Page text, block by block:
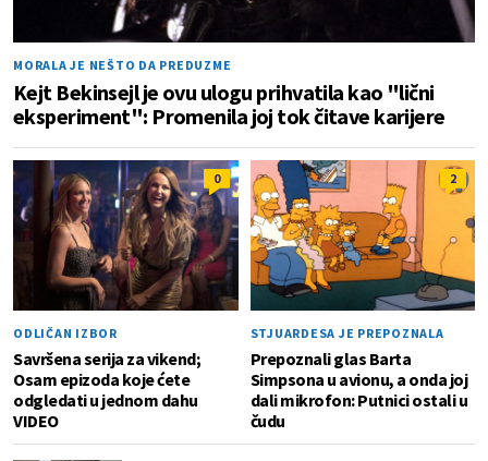
MORALA JE NEŠTO DA PREDUZME
Kejt Bekinsejl je ovu ulogu prihvatila kao "lični
eksperiment": Promenila joj tok čitave karijere
0
ODLIČAN IZBOR
Savršena serija za vikend;
Osam epizoda koje ćete
odgledati u jednom dahu
VIDEO
2
STJUARDESA JE PREPOZNALA
Prepoznali glas Barta
Simpsona u avionu, a onda joj
dali mikrofon: Putnici ostali u
čudu